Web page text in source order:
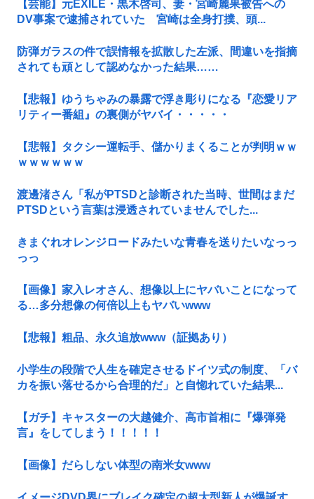
【芸能】元EXILE・黒木啓司、妻・宮崎麗果被告への
DV事案で逮捕されていた 宮崎は全身打撲、頭...
防弾ガラスの件で誤情報を拡散した左派、間違いを指摘
されても頑として認めなかった結果……
【悲報】ゆうちゃみの暴露で浮き彫りになる『恋愛リア
リティー番組』の裏側がヤバイ・・・・・
【悲報】タクシー運転手、儲かりまくることが判明ｗｗ
ｗｗｗｗｗｗ
渡邊渚さん「私がPTSDと診断された当時、世間はまだ
PTSDという言葉は浸透されていませんでした...
きまぐれオレンジロードみたいな青春を送りたいなっっ
っっ
【画像】家入レオさん、想像以上にヤバいことになって
る…多分想像の何倍以上もヤバいwww
【悲報】粗品、永久追放www（証拠あり）
小学生の段階で人生を確定させるドイツ式の制度、「バ
カを振い落せるから合理的だ」と自惚れていた結果...
【ガチ】キャスターの大越健介、高市首相に『爆弾発
言』をしてしまう！！！！！
【画像】だらしない体型の南米女www